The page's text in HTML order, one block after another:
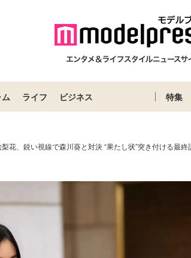
ム ライフ ビジネス 特集
花、鋭い視線で森川葵と対決 “果たし状”突き付ける最